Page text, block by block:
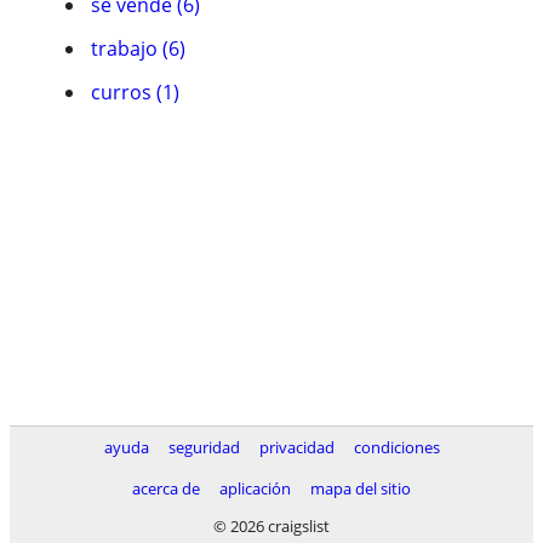
trabajo (6)
curros (1)
ayuda seguridad privacidad
condiciones
acerca de
aplicación
mapa del sitio
© 2026 craigslist